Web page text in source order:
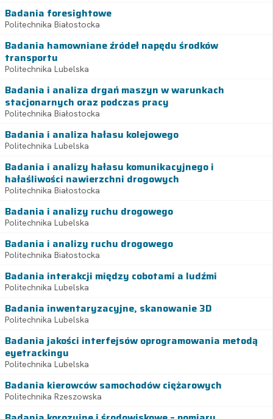
Badania foresightowe
Politechnika Białostocka
Badania hamowniane źródeł napędu środków
transportu
Politechnika Lubelska
Badania i analiza drgań maszyn w warunkach
stacjonarnych oraz podczas pracy
Politechnika Białostocka
Badania i analiza hałasu kolejowego
Politechnika Lubelska
Badania i analizy hałasu komunikacyjnego i
hałaśliwości nawierzchni drogowych
Politechnika Białostocka
Badania i analizy ruchu drogowego
Politechnika Lubelska
Badania i analizy ruchu drogowego
Politechnika Białostocka
Badania interakcji między cobotami a ludźmi
Politechnika Lubelska
Badania inwentaryzacyjne, skanowanie 3D
Politechnika Lubelska
Badania jakości interfejsów oprogramowania metodą
eyetrackingu
Politechnika Lubelska
Badania kierowców samochodów ciężarowych
Politechnika Rzeszowska